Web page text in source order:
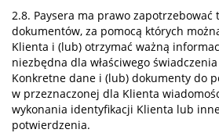
2.8. Paysera ma prawo
dokumentów, za pomocą których
Klienta i (lub) otrzymać ważną
niezbędna dla właściwego świadczenia
Konkretne dane i (lub) dokumenty do
w przeznaczonej dla Klienta
wykonania identyfikacji Klienta lub
potwierdzenia.